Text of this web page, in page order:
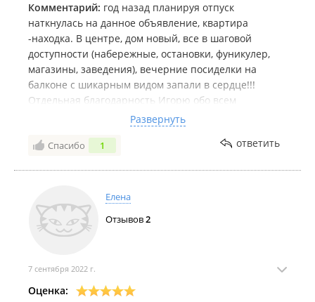
Комментарий: год назад планируя отпуск
наткнулась на данное объявление, квартира
-находка. В центре, дом новый, все в шаговой
доступности (набережные, остановки, фуникулер,
магазины, заведения), вечерние посиделки на
балконе с шикарным видом запали в сердце!!!
Отдельная благодарность Игорю обо всем
договорились, с заселением все без проблем
решили, приятно когда все легко и просто!
Квартира просторная, светлая, чистая, постельное
контейнера с порошком для стирки В апреле
приезжала с мамой она у меня человек
привередливый)) НО была приятно удивлена!!!
Квартиру всем рекомендую, идеальный вариант!!!
Развернуть
Спасибо 1 ответить
Елена
Отзывов2
7 сентября 2022 г.
Оценка: